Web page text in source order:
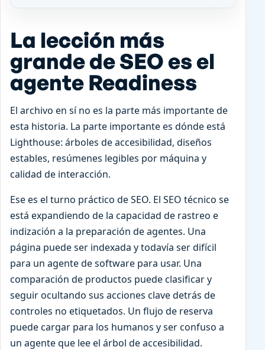
La lección más
grande de SEO es el
agente Readiness
El archivo en sí no es la parte más importante de
esta historia. La parte importante es dónde está
Lighthouse: árboles de accesibilidad, diseños
estables, resúmenes legibles por máquina y
calidad de interacción.
Ese es el turno práctico de SEO. El SEO técnico se
está expandiendo de la capacidad de rastreo e
indización a la preparación de agentes. Una
página puede ser indexada y todavía ser difícil
para un agente de software para usar. Una
comparación de productos puede clasificar y
seguir ocultando sus acciones clave detrás de
controles no etiquetados. Un flujo de reserva
puede cargar para los humanos y ser confuso a
un agente que lee el árbol de accesibilidad.